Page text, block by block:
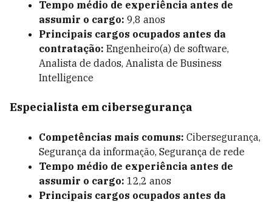
Tempo médio de experiência antes de
assumir o cargo: 9,8 anos
Principais cargos ocupados antes da
contratação: Engenheiro(a) de software,
Analista de dados, Analista de Business
Intelligence
Especialista em cibersegurança
Competências mais comuns: Cibersegurança,
Segurança da informação, Segurança de rede
Tempo médio de experiência antes de
assumir o cargo: 12,2 anos
Principais cargos ocupados antes da